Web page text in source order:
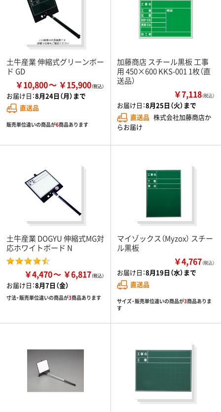
土牛産業 伸縮式グリーンボー
ド GD
￥10,800 ￥15,900
お届け日：8月24日（月）まで
直送品
販売単位違いの商品が6商品あります
加藤商店 スチール黒板 工事
用 450×600 KKS-001 1枚（直
送品）
￥7,118（税込）
お届け日：8月25日（火）まで
直送品 株式会社加藤商店か
らお届け
土牛産業 DOGYU 伸縮式MG対
応ホワイトボード N
￥4,470 ￥6,817
お届け日：8月7日（金）
寸法・販売単位違いの商品が3商品あります
マイゾックス（Myzox） スチー
ル黒板
￥4,767（税込）
お届け日：8月19日（水）まで
直送品
サイズ・販売単位違いの商品が3商品ありま
す